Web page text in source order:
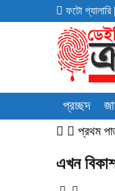
ফটো গ্যালারি |
প্রচ্ছদ
প্রথম
এখন